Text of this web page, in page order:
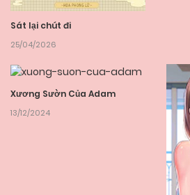
Sát lại chút đi
25/04/2026
Xương Sườn Của Adam
13/12/2024